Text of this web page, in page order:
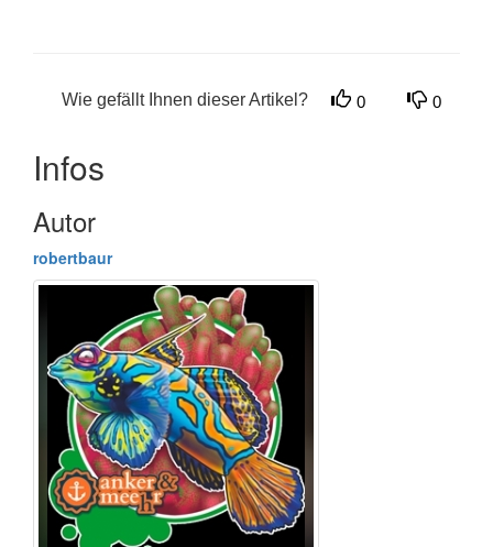
Wie gefällt Ihnen dieser Artikel? 0 0
Infos
Autor
robertbaur